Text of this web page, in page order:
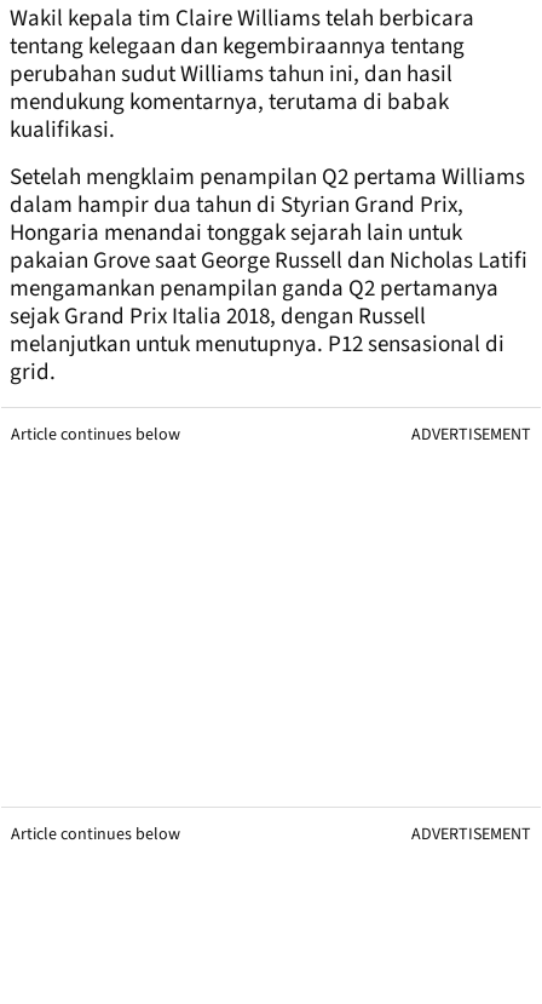
Wakil kepala tim Claire Williams telah berbicara
tentang kelegaan dan kegembiraannya tentang
perubahan sudut Williams tahun ini, dan hasil
mendukung komentarnya, terutama di babak
kualifikasi.
Setelah mengklaim penampilan Q2 pertama Williams
dalam hampir dua tahun di Styrian Grand Prix,
Hongaria menandai tonggak sejarah lain untuk
pakaian Grove saat George Russell dan Nicholas Latifi
mengamankan penampilan ganda Q2 pertamanya
sejak Grand Prix Italia 2018, dengan Russell
melanjutkan untuk menutupnya. P12 sensasional di
grid.
Article continues below ADVERTISEMENT
Article continues below ADVERTISEMENT